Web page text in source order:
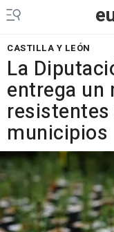
CASTILLA Y LEÓN
La
entrega un
municipios